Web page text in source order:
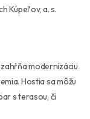
Kúpeľov, a. s.
modernizáciu
Hostia sa môžu
s terasou, či